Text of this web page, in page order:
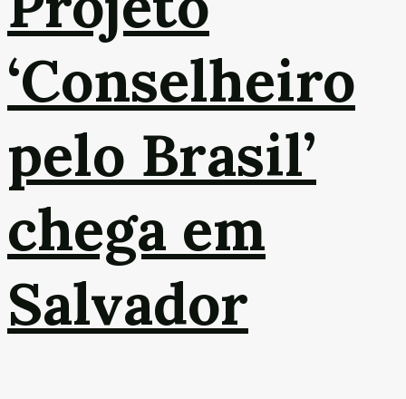
‘Conselheiro
pelo Brasil’
chega em
Salvador